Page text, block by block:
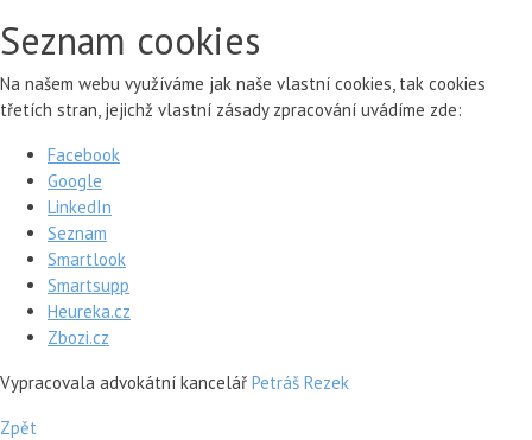
Seznam cookies
Na našem webu využíváme jak naše vlastní cookies, tak cookies
třetích stran, jejichž vlastní zásady zpracování uvádíme zde:
Facebook
Google
LinkedIn
Seznam
Smartlook
Smartsupp
Heureka.cz
Zbozi.cz
Vypracovala advokátní kancelář Petráš Rezek
Zpět